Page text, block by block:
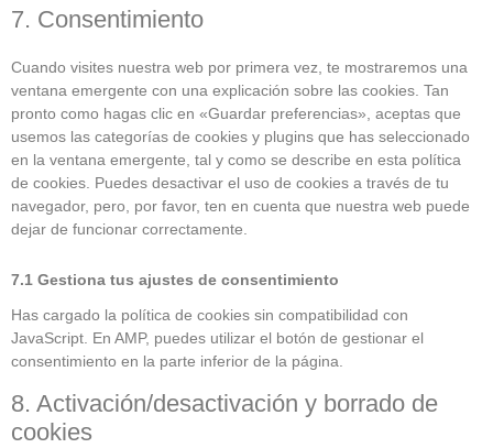
7. Consentimiento
Cuando visites nuestra web por primera vez, te mostraremos una
ventana emergente con una explicación sobre las cookies. Tan
pronto como hagas clic en «Guardar preferencias», aceptas que
usemos las categorías de cookies y plugins que has seleccionado
en la ventana emergente, tal y como se describe en esta política
de cookies. Puedes desactivar el uso de cookies a través de tu
navegador, pero, por favor, ten en cuenta que nuestra web puede
dejar de funcionar correctamente.
7.1 Gestiona tus ajustes de consentimiento
Has cargado la política de cookies sin compatibilidad con
JavaScript. En AMP, puedes utilizar el botón de gestionar el
consentimiento en la parte inferior de la página.
8. Activación/desactivación y borrado de
cookies